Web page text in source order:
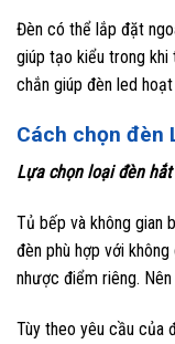
Đèn có thể lắp đặt
giúp tạo kiểu trong
chắn giúp đèn led
Cách chọn đèn
Lựa chọn loại đèn
Tủ bếp và không gian
đèn phù hợp với
nhược điểm riêng.
Tùy theo yêu cầu của